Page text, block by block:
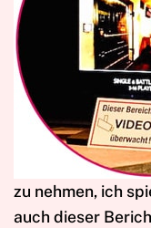
zu nehmen, ich
auch dieser